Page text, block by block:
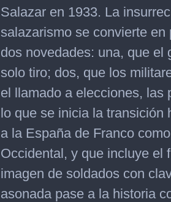
Salazar en 1933. La
salazarismo se convierte
dos novedades: una, que el
solo tiro; dos, que los
el llamado a elecciones, las
lo que se inicia la transición
a la España de Franco
Occidental, y que incluye el
imagen de soldados con
asonada pase a la historia